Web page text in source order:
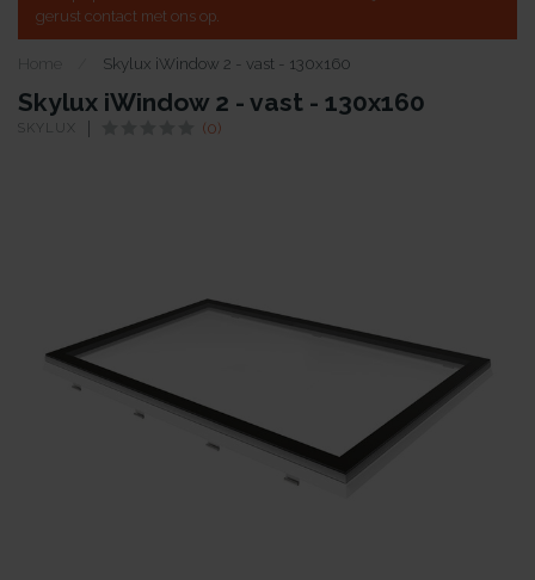
gerust contact met ons op.
Home Skylux iWindow 2 - vast - 130x160
Skylux iWindow 2 - vast - 130x160
SKYLUX (0)